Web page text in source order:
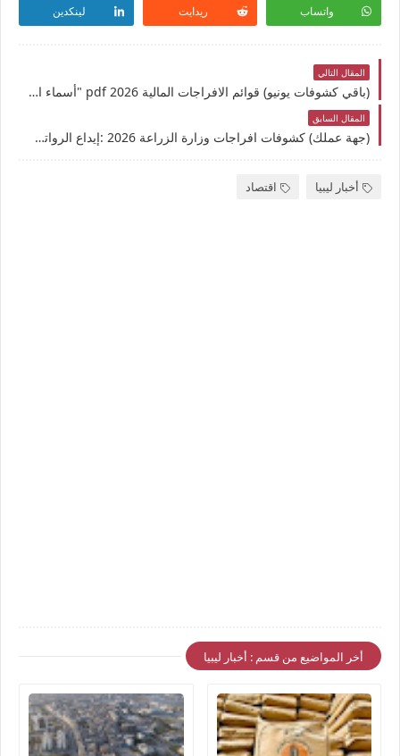
واتساب ريدايت لينكدين
المقال التالي
(باقي كشوفات يونيو) قوائم الافراجات المالية 2026 pdf "أسماء الإفراجات عن المرتبات لأكثر من 10 آلاف إفراج
المقال السابق
(جهة عملك) كشوفات افراجات وزارة الزراعة 2026 :إيداع الرواتب تدريجيًا لشهر يونيو عبر منظومة “راتبك لحظي”
أخبار ليبيا اقتصاد
أخر المواضيع من قسم : أخبار ليبيا